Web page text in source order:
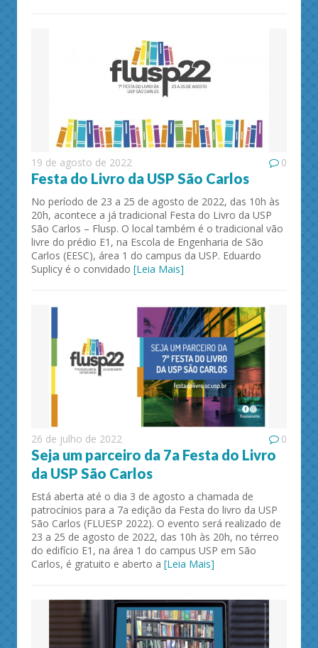
19 de agosto de 2022 0
Festa do Livro da USP São Carlos
No período de 23 a 25 de agosto de 2022, das 10h às
20h, acontece a já tradicional Festa do Livro da USP
São Carlos – Flusp. O local também é o tradicional vão
livre do prédio E1, na Escola de Engenharia de São
Carlos (EESC), área 1 do campus da USP. Eduardo
Suplicy é o convidado [Leia Mais]
26 de julho de 2022 0
Seja um parceiro da 7a Festa do Livro
da USP São Carlos
Está aberta até o dia 3 de agosto a chamada de
patrocínios para a 7a edição da Festa do livro da USP
São Carlos (FLUESP 2022). O evento será realizado de
23 a 25 de agosto de 2022, das 10h às 20h, no térreo
do edifício E1, na área 1 do campus USP em São
Carlos, é gratuito e aberto a [Leia Mais]